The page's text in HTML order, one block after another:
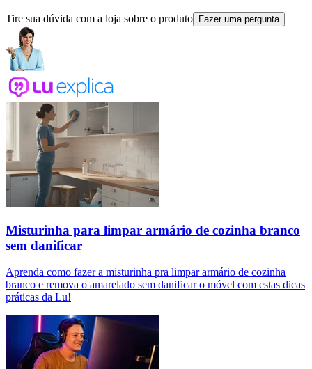
Tire sua dúvida com a loja sobre o produto Fazer uma pergunta
Misturinha para limpar armário de cozinha branco
sem danificar
Aprenda como fazer a misturinha pra limpar armário de cozinha
branco e remova o amarelado sem danificar o móvel com estas dicas
práticas da Lu!